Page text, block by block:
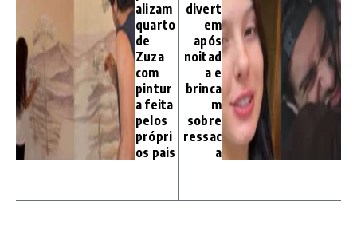
alizam
quarto
de
Zuza
com
pintur
a feita
pelos
própri
os pais
divert
em
após
noitad
a e
brinca
m
sobre
ressac
a